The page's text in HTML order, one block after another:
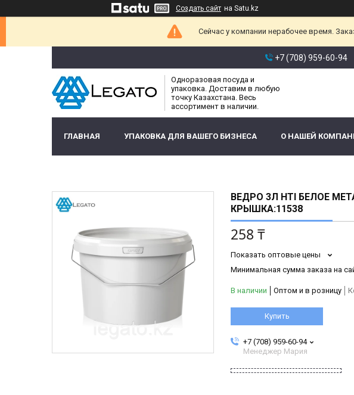
Создать сайт на Satu.kz
Сейчас у компании нерабочее время.
+7 (708) 959-60-94
Одноразовая посуда и
упаковка. Доставим в любую
точку Казахстана. Весь
ассортимент в наличии.
ГЛАВНАЯ УПАКОВКА ДЛЯ ВАШЕГО БИЗНЕСА О НАШЕЙ
ВЕДРО 3Л HTI БЕЛОЕ
КРЫШКА:11538
258 ₸
Показать оптовые цены
Минимальная сумма заказа на
В наличии Оптом и в розницу
Купить
+7 (708) 959-60-94
Менеджер Мария